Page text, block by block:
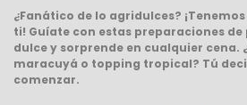
¿Fanático de lo agridulces?
ti! Guíate con estas preparaciones
dulce y sorprende en cualquier cena.
maracuyá o topping tropical? Tú
comenzar.